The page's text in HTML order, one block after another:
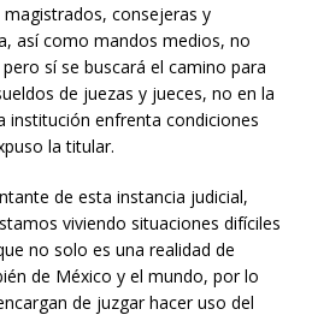
consejeras y
así como mandos medios, no
sí se buscará el camino para
de juezas y jueces, no en la
institución enfrenta condiciones
la titular.
de esta instancia judicial,
viviendo situaciones difíciles
no solo es una realidad de
de México y el mundo, por lo
de juzgar hacer uso del